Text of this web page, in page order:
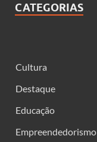
CATEGORIAS
Cultura
Destaque
Educação
Empreendedorismo